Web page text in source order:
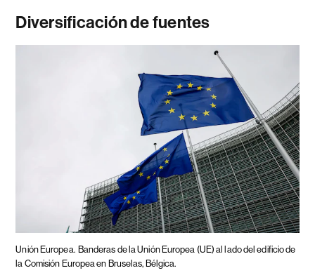
Diversificación de fuentes
Unión Europea. Banderas de la Unión Europea (UE) al lado del edificio de
la Comisión Europea en Bruselas, Bélgica.